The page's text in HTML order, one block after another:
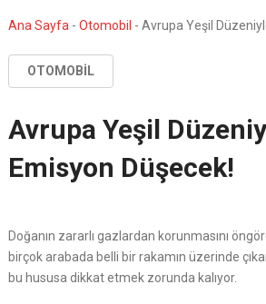
Ana Sayfa - Otomobil - Avrupa Yeşil
OTOMOBIL
Avrupa Yeşil
Emisyon Düşecek!
Doğanın zararlı gazlardan korunmasını
birçok arabada belli bir rakamın üzerinde
bu hususa dikkat etmek zorunda kalıyor.